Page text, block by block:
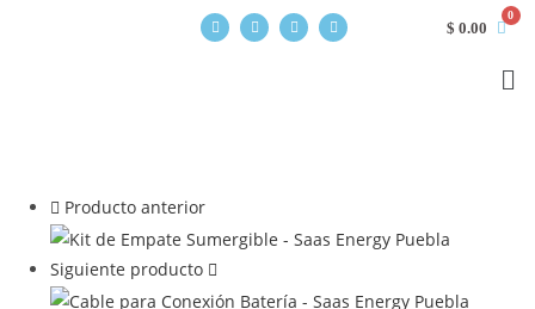
$ 0.00
Producto anterior
Siguiente producto